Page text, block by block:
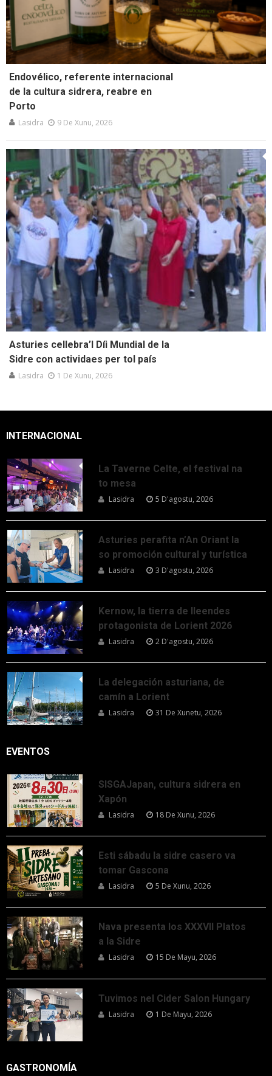
Endovélico, referente internacional
de la cultura sidrera, reabre en
Porto
Lasidra 9 De Xunu, 2026
Asturies cellebra’l Díi Mundial de la
Sidre con actividaes per tol país
Lasidra 1 De Xunu, 2026
INTERNACIONAL
La Taverne Celte, el festival na
to mesa
Lasidra 5 D'agostu, 2026
Asturies perafita n’An Oriant la
so promoción cultural y turística
Lasidra 3 D'agostu, 2026
Kernow, la tierra de lleendes
protagonista de Lorient 2026
Lasidra 2 D'agostu, 2026
La delegación asturiana, de
camín a Lorient
Lasidra 31 De Xunetu, 2026
EVENTOS
SISGAJapan, cultura sidrera en
Xapón
Lasidra 18 De Xunu, 2026
Esti sábadu la sidre casero va
tomar Gascona
Lasidra 5 De Xunu, 2026
Nava presenta los XXXVII Platos
a la Sidre
Lasidra 15 De Mayu, 2026
Tuvimos nel Cider Salon Hungary
Lasidra 1 De Mayu, 2026
GASTRONOMÍA